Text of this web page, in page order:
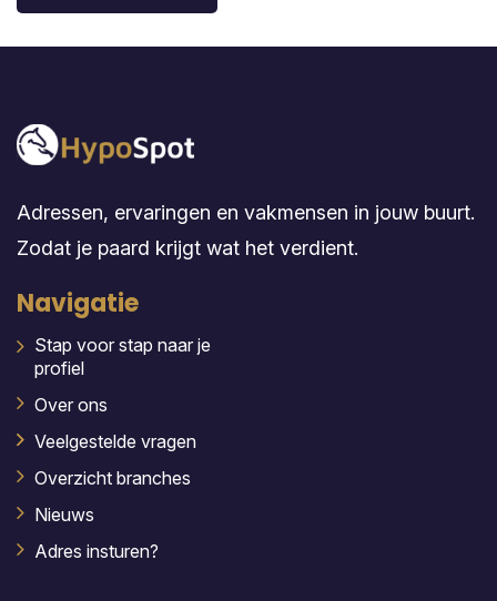
Adressen, ervaringen en vakmensen in jouw buurt.
Zodat je paard krijgt wat het verdient.
Navigatie
Stap voor stap naar je
profiel
Over ons
Veelgestelde vragen
Overzicht branches
Nieuws
Adres insturen?